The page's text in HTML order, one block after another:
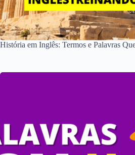
História em Inglês: Termos e Palavras